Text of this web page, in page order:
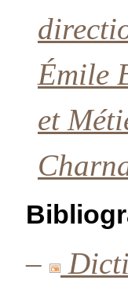
Émile
et
–